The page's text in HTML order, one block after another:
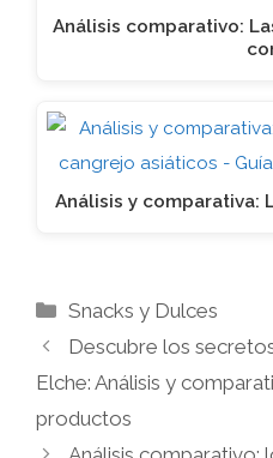
Análisis comparativo:
Análisis y comparativa:
Categorías
Snacks y Dulces
Descubre los
Elche: Análisis y
productos